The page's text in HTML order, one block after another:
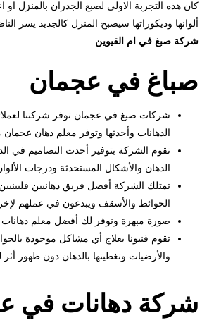
كان هذه التجربة الاولي لصبغ الجدران بالمنزل او
ألوانها وديكوراتها سيصبح المنزل كالجديد يسر
شركة صبغ في ام القيوين
صباغ في عجمان
شركات صبغ في عجمان توفر شركتنا
الدهانات وأحدثها وتوفر معلم دهان عجمان
تقوم الشركة بتوفير أحدث التصاميم في
الدهان والأشكال المستحدثة ودرجات
تمتلك الشركة أفضل فريق دهانيين
الحوائط والأسقف ويبدعون في عملهم
صورة مبهرة ونوفر لك أفضل معلم دهانات
تقوم فنيونا بعلاج أي مشاكل موجودة
والأرضيات وتغطيتها بالدهان دون ظهور أثر
شركة دهانات في